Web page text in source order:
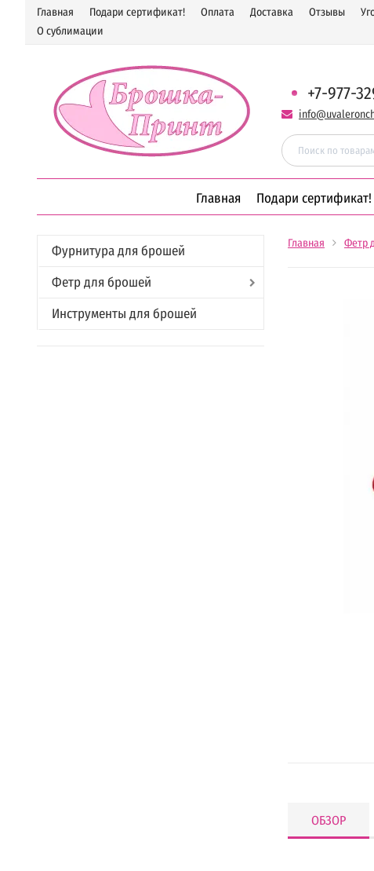
Главная Подари сертификат! Оплата Доставка Отзывы
О сублимации
+7-977-
Главная Подари сертификат!
Фурнитура для брошей
Фетр для брошей
Инструменты для брошей
Главная Фетр
ОБЗОР